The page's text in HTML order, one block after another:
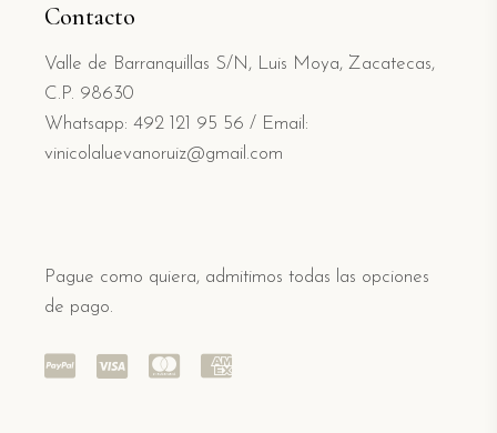
Contacto
Valle de Barranquillas S/N, Luis Moya, Zacatecas,
C.P. 98630
Whatsapp: 492 121 95 56 / Email:
vinicolaluevanoruiz@gmail.com
Pague como quiera, admitimos todas las opciones
de pago.